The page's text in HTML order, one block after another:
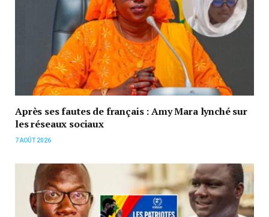
Après ses fautes de français : Amy Mara lynché sur
les réseaux sociaux
7 AOÛT 2026